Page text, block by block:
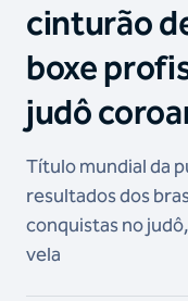
cinturão
boxe
judô
Título mundial da
resultados dos
conquistas no
vela